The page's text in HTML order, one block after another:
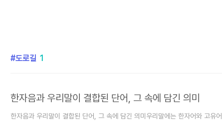
도로길 1
한자음과 우리말이 결합된 단어, 그 속에 담긴 의미
한자음과 우리말이 결합된 단어, 그 속에 담긴 의미우리말에는 한자어와 고유